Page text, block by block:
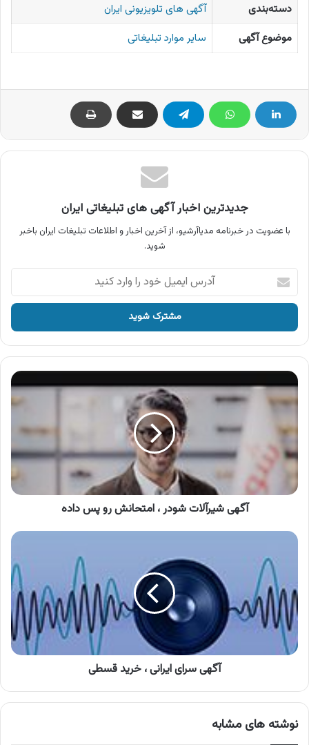
دسته‌بندی
آگهی های تلویزیونی ایران
موضوع آگهی
سایر موارد تبلیغاتی
جدیدترین اخبار آگهی های تبلیغاتی ایران
با عضویت در خبرنامه مدیاآرشیو، از آخرین اخبار و اطلاعات تبلیغات ایران باخبر
شوید.
آدرس
ایمیل
خود
وارد
کنید
آگهی
شیرآلات
شودر
امتحانش
رو
پس
داده
آگهی شیرآلات شودر ، امتحانش رو پس داده
آگهی
خرید
قسطی
آگهی سرای ایرانی ، خرید قسطی
نوشته های مشابه